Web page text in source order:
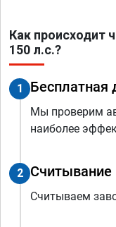
Как происходит
150 л.с.?
1 Бесплатная
Мы проверим
наиболее
2 Считывание
Считываем